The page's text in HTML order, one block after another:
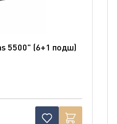
5500" (6+1 подш)